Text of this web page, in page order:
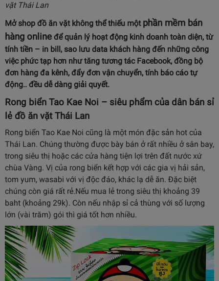
vặt Thái Lan
Mở shop đồ ăn vặt không thể thiếu một phần mềm bán
hàng online để quản lý hoạt động kinh doanh toàn diện, từ
tính tiền – in bill, sao lưu data khách hàng đến những công
việc phức tạp hơn như tăng tương tác Facebook, đồng bộ
đơn hàng đa kênh, đẩy đơn vận chuyển, tính báo cáo tự
động.. đều dễ dàng giải quyết.
Rong biển Tao Kae Noi – siêu phẩm của dân bán sỉ
lẻ đồ ăn vặt Thái Lan
Rong biển Tao Kae Noi cũng là một món đặc sản hot của
Thái Lan. Chúng thường được bày bán ở rất nhiều ở sân bay,
trong siêu thị hoặc các cửa hàng tiện lợi trên đất nước xứ
chùa Vàng. Vị của rong biển kết hợp với các gia vị hải sản,
tom yum, wasabi với vị độc đáo, khác lạ dễ ăn. Đặc biệt
chúng còn giá rất rẻ.Nếu mua lẻ trong siêu thị khoảng 39
baht (khoảng 29k). Còn nếu nhập sỉ cả thùng với số lượng
lớn (vài trăm) gói thì giá tốt hơn nhiều.